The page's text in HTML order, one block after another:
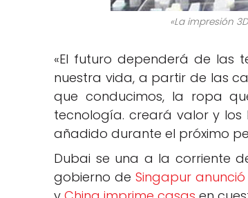
«La impresión
«El futuro dependerá de las
nuestra vida, a partir de las
que conducimos, la ropa
tecnología. creará valor y los
añadido durante el próximo
Dubai se una a la corriente
gobierno de Singapur